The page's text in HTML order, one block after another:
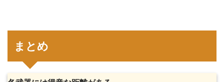
まとめ